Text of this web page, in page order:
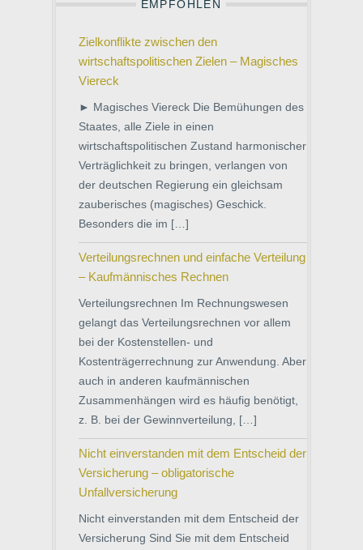
EMPFOHLEN
Zielkonflikte zwischen den
wirtschaftspolitischen Zielen – Magisches
Viereck
► Magisches Viereck Die Bemühungen des
Staates, alle Ziele in einen
wirtschaftspolitischen Zustand harmonischer
Verträglichkeit zu bringen, verlangen von
der deutschen Regierung ein gleichsam
zauberisches (magisches) Geschick.
Besonders die im […]
Verteilungsrechnen und einfache Verteilung
– Kaufmännisches Rechnen
Verteilungsrechnen Im Rechnungswesen
gelangt das Verteilungsrechnen vor allem
bei der Kostenstellen- und
Kostenträgerrechnung zur Anwendung. Aber
auch in anderen kaufmännischen
Zusammenhängen wird es häufig benötigt,
z. B. bei der Gewinnverteilung, […]
Nicht einverstanden mit dem Entscheid der
Versicherung – obligatorische
Unfallversicherung
Nicht einverstanden mit dem Entscheid der
Versicherung Sind Sie mit dem Entscheid